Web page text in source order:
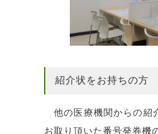
紹介状をお持ちの方
他の医療機関からの紹
お取り頂いた番号発券機